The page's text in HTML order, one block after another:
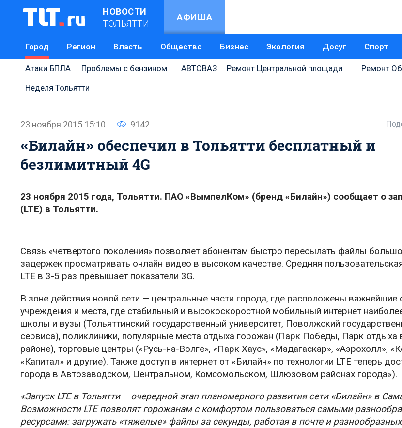
НОВОСТИ
ТОЛЬЯТТИ
АФИША
Город Регион Власть Общество Бизнес Экология Досуг Спорт
Атаки БПЛА Проблемы с бензином АВТОВАЗ Ремонт Центральной площади Ремонт
Неделя Тольятти
23 ноября 2015 15:10 9142
«Билайн» обеспечил в Тольятти бесплатный и
безлимитный 4G
23 ноября 2015 года, Тольятти. ПАО «ВымпелКом» (бренд «Билайн») сообщает о
(LTE) в Тольятти.
Связь «четвертого поколения» позволяет абонентам быстро пересылать файлы
задержек просматривать онлайн видео в высоком качестве. Средняя
LTE в 3-5 раз превышает показатели 3G.
В зоне действия новой сети — центральные части города, где расположены важнейшие
учреждения и места, где стабильный и высокоскоростной мобильный интернет
школы и вузы (Тольяттинский государственный университет, Поволжский
сервиса), поликлиники, популярные места отдыха горожан (Парк Победы, Парк отдыха
районе), торговые центры («Русь-на-Волге», «Парк Хаус», «Мадагаскар», «Аэрохолл»,
«Капитал» и другие). Также доступ в интернет от «Билайн» по технологии LTE теперь
города в Автозаводском, Центральном, Комсомольском, Шлюзовом районах города»).
«Запуск LTE в Тольятти – очередной этап планомерного развития сети «Билайн» в
Возможности LTE позволят горожанам с комфортом пользоваться самыми
ресурсами: загружать «тяжелые» файлы за секунды, работая в почте и